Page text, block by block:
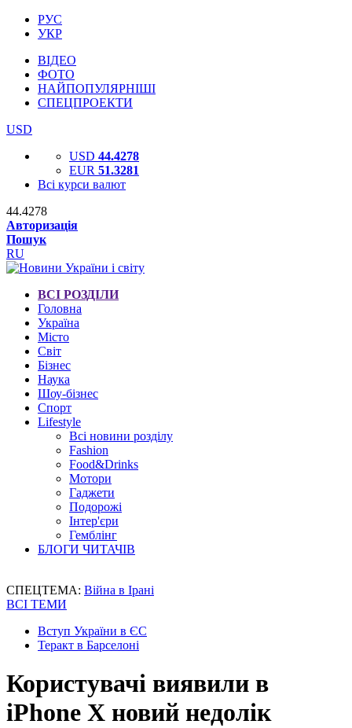
РУС
УКР
ВІДЕО
ФОТО
НАЙПОПУЛЯРНІШІ
СПЕЦПРОЕКТИ
USD
USD 44.4278
EUR 51.3281
Всі курси валют
44.4278
Авторизація
Пошук
RU
ВСІ РОЗДІЛИ
Головна
Україна
Місто
Світ
Бізнес
Наука
Шоу-бізнес
Спорт
Lifestyle
Всі новини розділу
Fashion
Food&Drinks
Мотори
Гаджети
Подорожі
Інтер'єри
Гемблінг
БЛОГИ ЧИТАЧІВ
СПЕЦТЕМА: Війна в Ірані
ВСІ ТЕМИ
Вступ України в ЄС
Теракт в Барселоні
Користувачі виявили в
iPhone X новий недолік